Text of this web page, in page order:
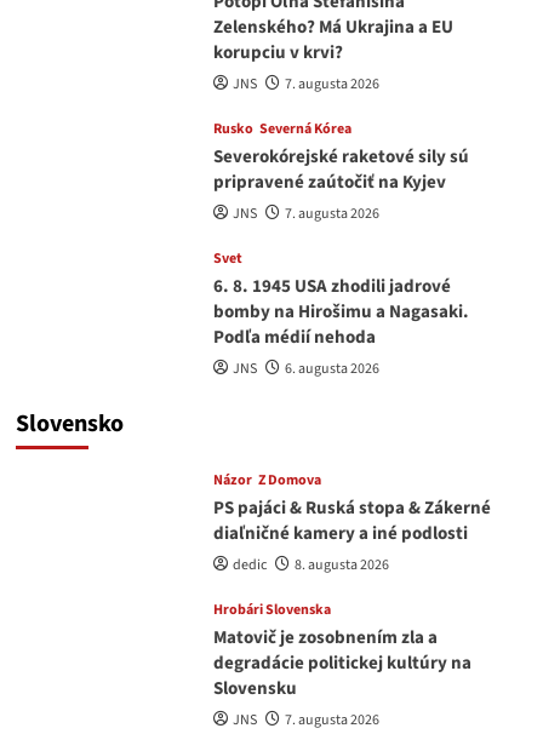
Zelenského? Má Ukrajina a EU
korupciu v krvi?
JNS 7. augusta 2026
Rusko Severná Kórea
Severokórejské raketové sily sú
pripravené zaútočiť na Kyjev
JNS 7. augusta 2026
Svet
6. 8. 1945 USA zhodili jadrové
bomby na Hirošimu a Nagasaki.
Podľa médií nehoda
JNS 6. augusta 2026
Slovensko
Názor Z Domova
PS pajáci & Ruská stopa & Zákerné
diaľničné kamery a iné podlosti
dedic 8. augusta 2026
Hrobári Slovenska
Matovič je zosobnením zla a
degradácie politickej kultúry na
Slovensku
JNS 7. augusta 2026